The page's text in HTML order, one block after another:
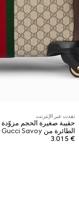
نفدت عبر الإنترنت
حقيبة صغيرة الحجم
الطائرة من Gucci Savoy
€ 3.015